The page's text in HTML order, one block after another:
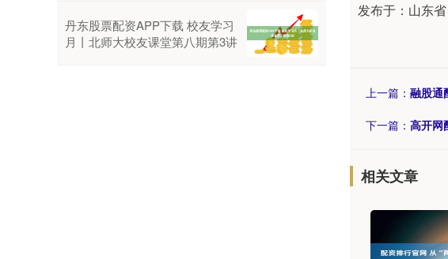
发布于：山东省
上一篇： 融股通
下一篇： 高开网
相关文章
丹东股票配资APP下载 校友学习
月丨北师大校友课堂第八期第3讲